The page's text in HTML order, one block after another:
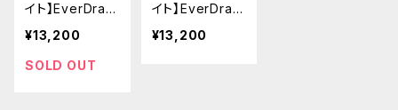
イト】EverDraw
0.5 銘木モデル
(ペールムーンエ
ボニー)
¥13,200
SOLD OUT
イト】EverDraw
0.5 銘木モデル
(チーク)
¥13,200